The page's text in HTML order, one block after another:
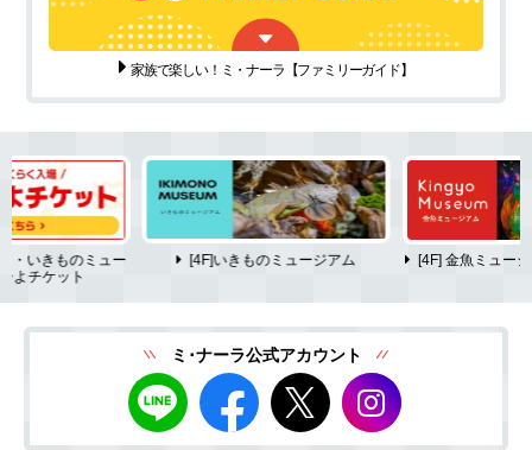
家族で楽しい！ミ・ナーラ 【ファミリーガイド】
・いきものミュー
よチケット
[4F]いきものミュージアム
[4F] 金魚ミュー
ミ･ナーラ公式アカウント